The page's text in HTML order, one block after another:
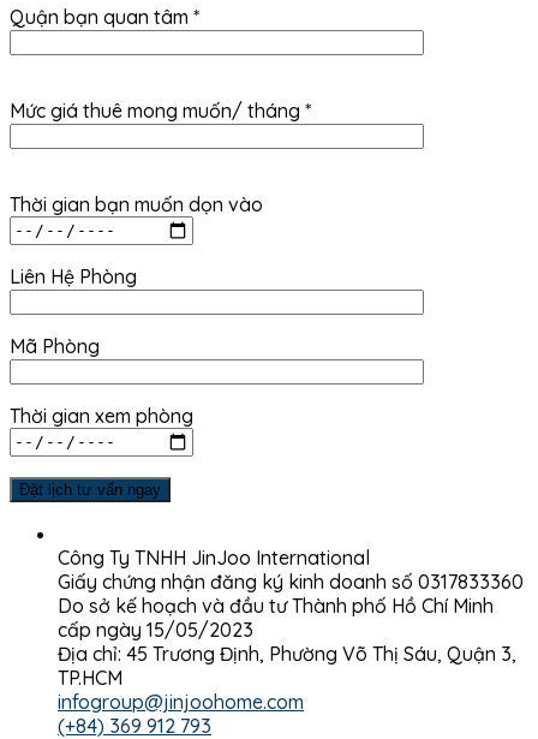
Quận bạn quan tâm *
Mức giá thuê mong muốn/ tháng *
Thời gian bạn muốn dọn vào
Liên Hệ Phòng
Mã Phòng
Thời gian xem phòng
Công Ty TNHH JinJoo International
Giấy chứng nhận đăng ký kinh doanh số 0317833360
Do sở kế hoạch và đầu tư Thành phố Hồ Chí Minh
cấp ngày 15/05/2023
Địa chỉ: 45 Trương Định, Phường Võ Thị Sáu, Quận 3,
TP.HCM
infogroup@jinjoohome.com
(+84) 369 912 793